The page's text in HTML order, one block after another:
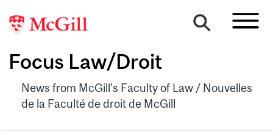
Focus Law/Droit
News from McGill's Faculty of Law / Nouvelles
de la Faculté de droit de McGill